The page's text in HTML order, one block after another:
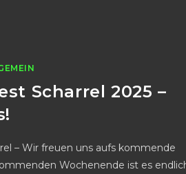
Scharrel 2025 –
– Wir freuen uns aufs kommende
Wochenende ist es